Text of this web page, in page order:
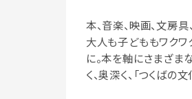
本、音楽、映画、文房具
大人も子どももワクワ
に。本を軸にさまざま
く、奥深く、「つくばの